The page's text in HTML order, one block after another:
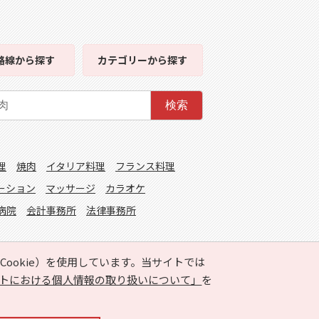
）を使用しています。当サイトでは
における個人情報の取り扱いについて」 を
線から探す カテゴリーから探す
検索
焼肉 イタリア料理
フランス料理
ション マッサージ
カラオケ
院 会計事務所 法律事務所